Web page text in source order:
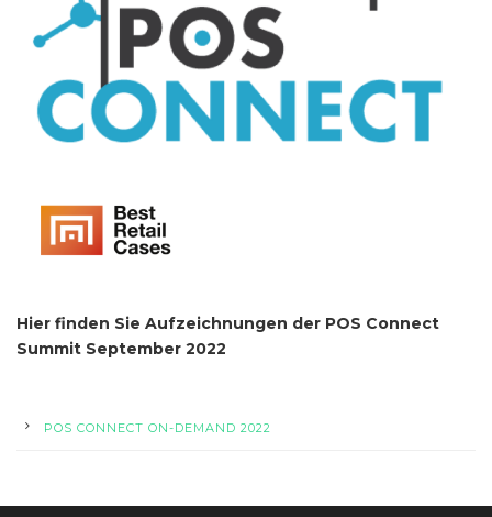
Hier finden Sie Aufzeichnungen der POS Connect
Summit September 2022
POS CONNECT ON-DEMAND 2022